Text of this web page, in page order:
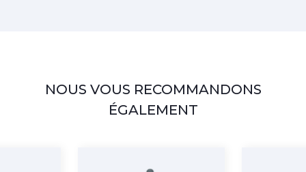
NOUS VOUS RECOMMANDONS
ÉGALEMENT